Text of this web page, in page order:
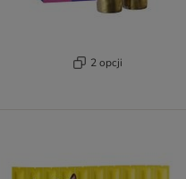
2 opcji